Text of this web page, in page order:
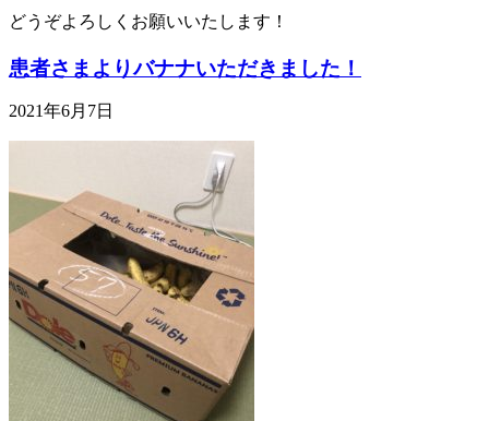
どうぞよろしくお願いいたします！
患者さまよりバナナいただきました！
2021年6月7日